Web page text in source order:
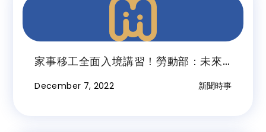
家事移工全面入境講習！勞動部：未來
December 7, 2022 新聞時事